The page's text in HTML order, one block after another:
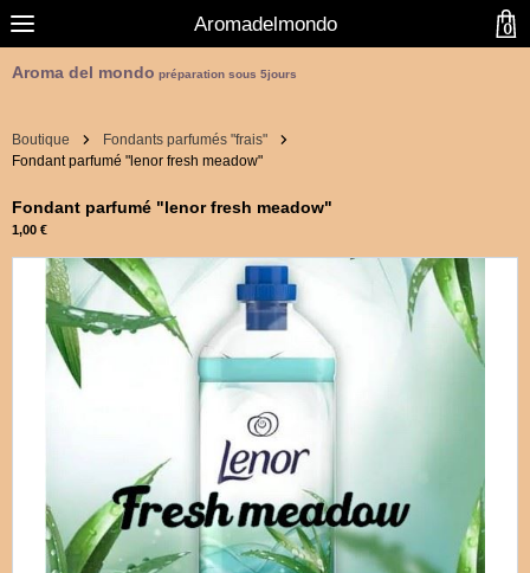
Aromadelmondo
Aroma del mondo préparation sous 5jours
Boutique
Fondants parfumés "frais"
Fondant parfumé "lenor fresh meadow"
Fondant parfumé "lenor fresh meadow"
1,00 €
0